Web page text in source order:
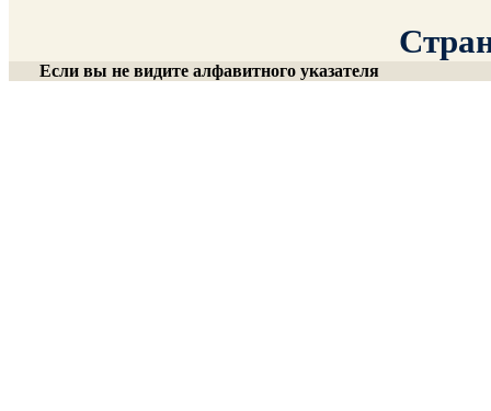
Если вы не видите алфавитного указателя